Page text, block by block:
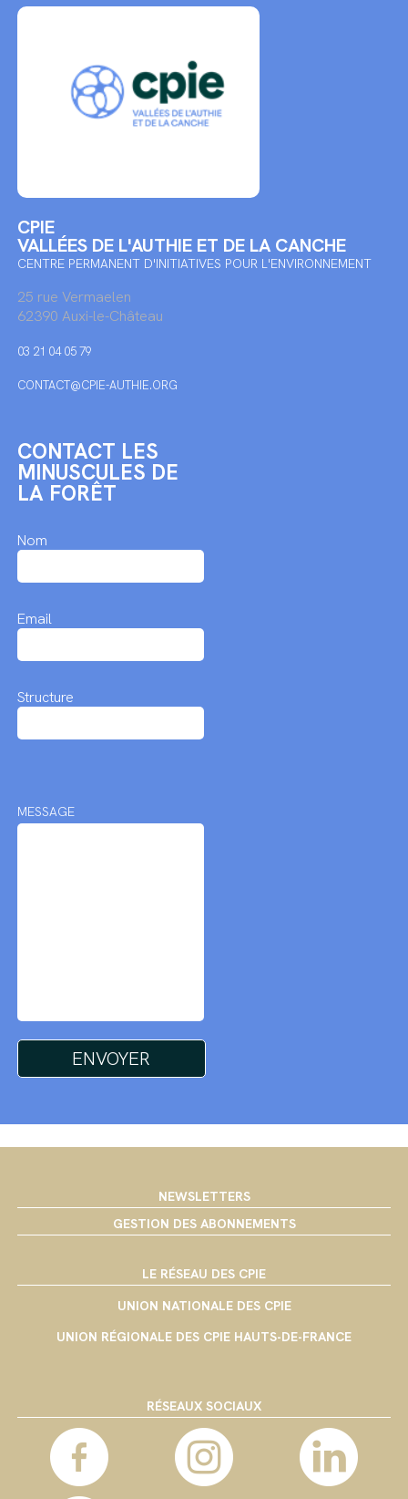
CPIE
VALLÉES DE L'AUTHIE ET DE LA CANCHE
CENTRE PERMANENT D'INITIATIVES POUR L'ENVIRONNEMENT
25 rue Vermaelen
62390 Auxi-le-Château
03 21 04 05 79
CONTACT@CPIE-AUTHIE.ORG
CONTACT LES
MINUSCULES DE
LA FORÊT
Nom
Email
Structure
MESSAGE
NEWSLETTERS
GESTION DES ABONNEMENTS
LE RÉSEAU DES CPIE
UNION NATIONALE DES CPIE
UNION RÉGIONALE DES CPIE HAUTS-DE-FRANCE
RÉSEAUX SOCIAUX